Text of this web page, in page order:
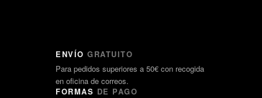
ENVÍO GRATUITO
Para pedidos superiores a 50€ con recogida
en oficina de correos.
FORMAS DE PAGO